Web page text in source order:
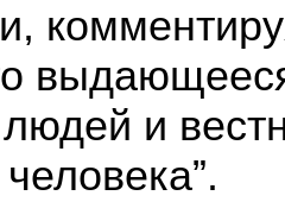
людей и